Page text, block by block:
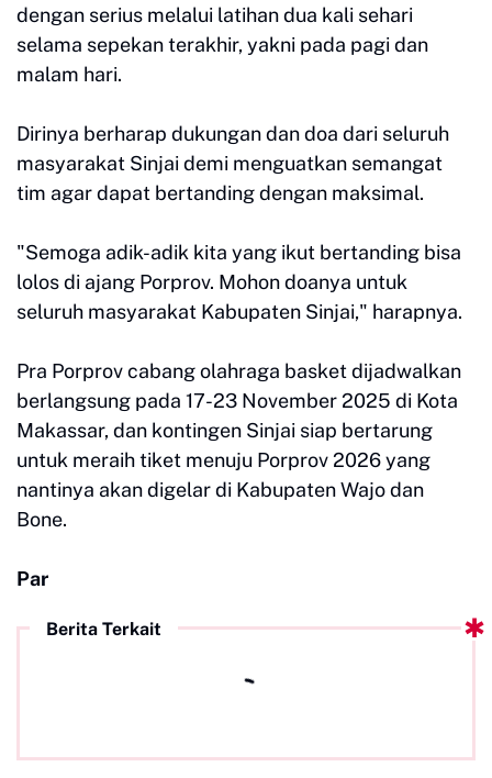
dengan serius melalui latihan dua kali sehari
selama sepekan terakhir, yakni pada pagi dan
malam hari.
Dirinya berharap dukungan dan doa dari seluruh
masyarakat Sinjai demi menguatkan semangat
tim agar dapat bertanding dengan maksimal.
"Semoga adik-adik kita yang ikut bertanding bisa
lolos di ajang Porprov. Mohon doanya untuk
seluruh masyarakat Kabupaten Sinjai," harapnya.
Pra Porprov cabang olahraga basket dijadwalkan
berlangsung pada 17-23 November 2025 di Kota
Makassar, dan kontingen Sinjai siap bertarung
untuk meraih tiket menuju Porprov 2026 yang
nantinya akan digelar di Kabupaten Wajo dan
Bone.
Par
Berita Terkait